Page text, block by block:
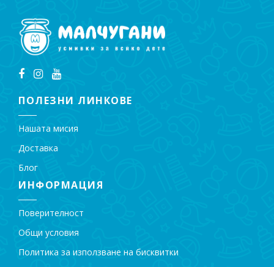
ПОЛЕЗНИ ЛИНКОВЕ
Нашата мисия
Доставка
Блог
ИНФОРМАЦИЯ
Поверителност
Общи условия
Политика за използване на бисквитки